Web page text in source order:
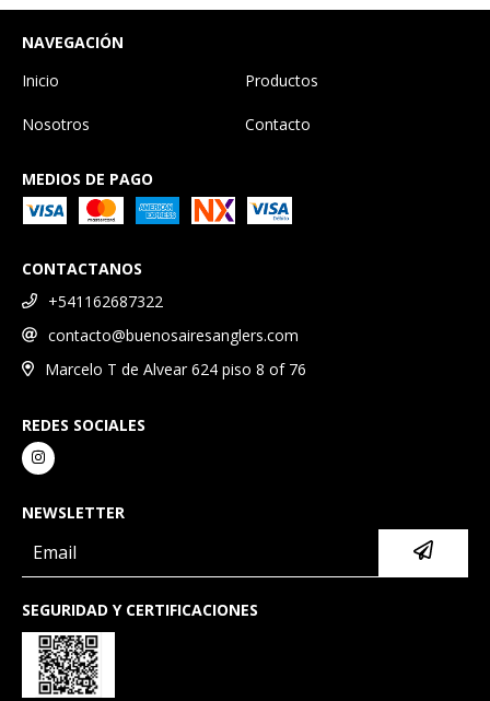
NAVEGACIÓN
Inicio
Productos
Nosotros Contacto
MEDIOS DE PAGO
CONTACTANOS
+541162687322
contacto@buenosairesanglers.com
Marcelo T de Alvear 624 piso 8 of 76
REDES SOCIALES
NEWSLETTER
SEGURIDAD Y CERTIFICACIONES